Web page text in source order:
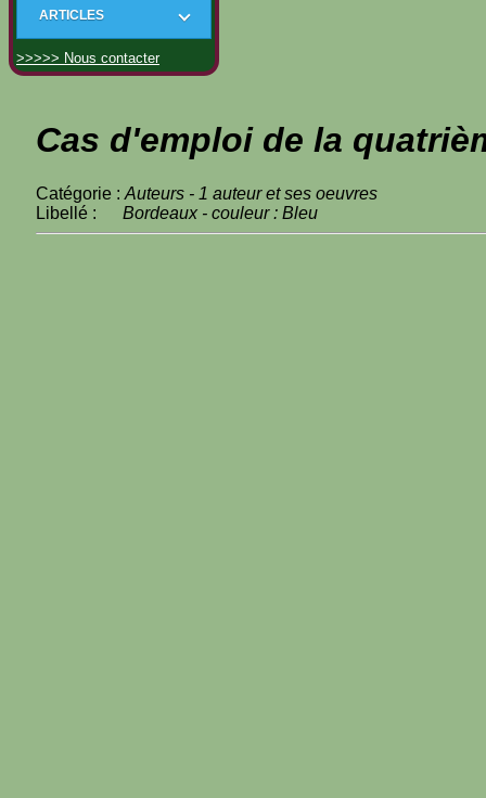
ARTICLES
>>>>> Nous contacter
Cas d'emploi de la
Catégorie : Auteurs - 1 auteur et ses oeuvres
Libellé : Bordeaux - couleur : Bleu